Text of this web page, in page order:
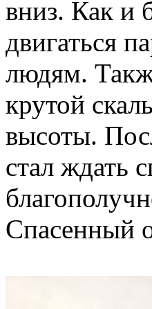
вниз. Как и
двигаться
людям.
крутой
высоты.
стал ждать
Спасенный